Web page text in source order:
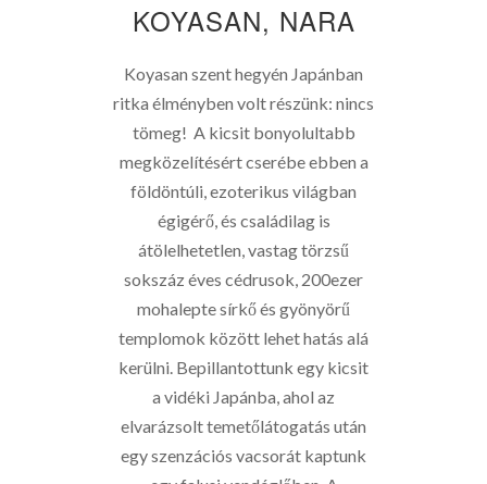
KOYASAN, NARA
Koyasan szent hegyén Japánban
ritka élményben volt részünk: nincs
tömeg! A kicsit bonyolultabb
megközelítésért cserébe ebben a
földöntúli, ezoterikus világban
égigérő, és családilag is
átölelhetetlen, vastag törzsű
sokszáz éves cédrusok, 200ezer
mohalepte sírkő és gyönyörű
templomok között lehet hatás alá
kerülni. Bepillantottunk egy kicsit
a vidéki Japánba, ahol az
elvarázsolt temetőlátogatás után
egy szenzációs vacsorát kaptunk